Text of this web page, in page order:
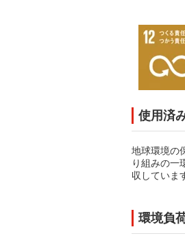
使用済
地球環境の
り組みの一
収していま
環境負